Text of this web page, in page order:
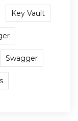
Key Vault
Swagger